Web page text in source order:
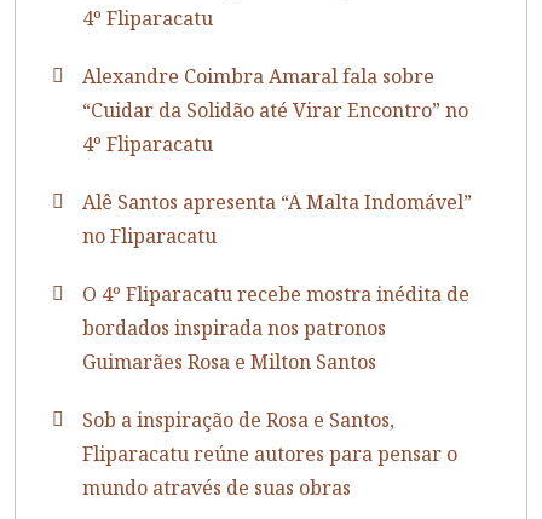
4º Fliparacatu
Alexandre Coimbra Amaral fala sobre
“Cuidar da Solidão até Virar Encontro” no
4º Fliparacatu
Alê Santos apresenta “A Malta Indomável”
no Fliparacatu
O 4º Fliparacatu recebe mostra inédita de
bordados inspirada nos patronos
Guimarães Rosa e Milton Santos
Sob a inspiração de Rosa e Santos,
Fliparacatu reúne autores para pensar o
mundo através de suas obras